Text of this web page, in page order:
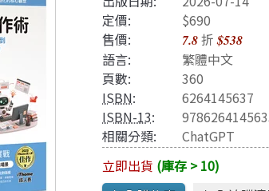
Unit Test 單元測試
程式交易 Trading
R 語言
遊戲引擎 Game-engine
Office 系列
網路通訊
其他
定價:
$690
售價:
7.8折$538
語言:
繁體中文
頁數:
360
ISBN:
6264145637
ISBN-13:
相關分類:
ChatGPT
立即出貨 (庫存 > 10)